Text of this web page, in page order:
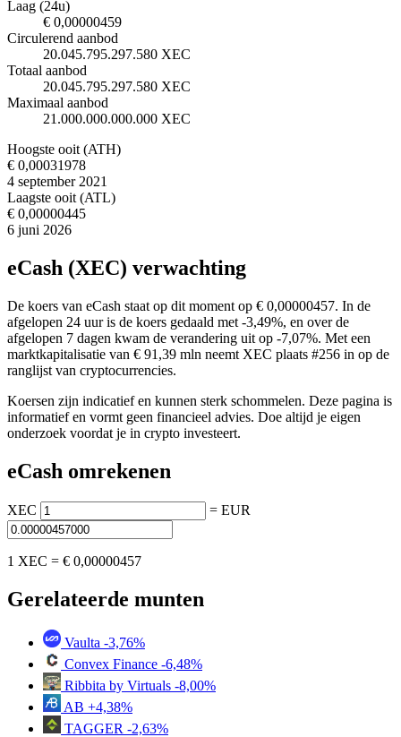
Laag (24u)
€ 0,00000459
Circulerend aanbod
20.045.795.297.580 XEC
Totaal aanbod
20.045.795.297.580 XEC
Maximaal aanbod
21.000.000.000.000 XEC
Hoogste ooit (ATH)
€ 0,00031978
4 september 2021
Laagste ooit (ATL)
€ 0,00000445
6 juni 2026
eCash (XEC) verwachting
De koers van eCash staat op dit moment op € 0,00000457. In de
afgelopen 24 uur is de koers gedaald met -3,49%, en over de
afgelopen 7 dagen kwam de verandering uit op -7,07%. Met een
marktkapitalisatie van € 91,39 mln neemt XEC plaats #256 in op de
ranglijst van cryptocurrencies.
Koersen zijn indicatief en kunnen sterk schommelen. Deze pagina is
informatief en vormt geen financieel advies. Doe altijd je eigen
onderzoek voordat je in crypto investeert.
eCash omrekenen
XEC = EUR
1 XEC = € 0,00000457
Gerelateerde munten
Vaulta -3,76%
Convex Finance -6,48%
Ribbita by Virtuals -8,00%
AB +4,38%
TAGGER -2,63%